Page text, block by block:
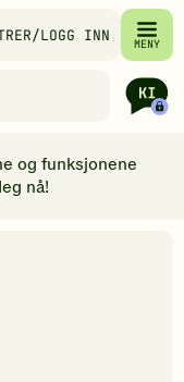
/LOGG INN MENY
og funksjonene
nå!